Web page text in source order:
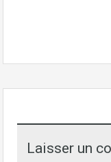
Laisser un